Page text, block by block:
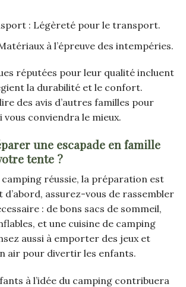
: Légèreté pour le transport.
à l’épreuve des intempéries.
réputées pour leur qualité incluent
la durabilité et le confort.
des avis d’autres familles pour
vous conviendra le mieux.
une escapade en famille
tente ?
réussie, la préparation est
d’abord, assurez-vous de rassembler
: de bons sacs de sommeil,
et une cuisine de camping
aussi à emporter des jeux et
air pour divertir les enfants.
à l’idée du camping contribuera